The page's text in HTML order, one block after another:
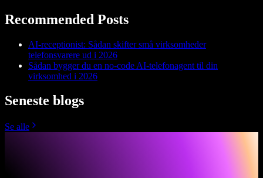
Recommended Posts
AI-receptionist: Sådan skifter små virksomheder
telefonsvarere ud i 2026
Sådan bygger du en no-code AI-telefonagent til din
virksomhed i 2026
Seneste blogs
Se alle